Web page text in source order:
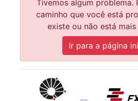
Tivemos algum problema.
caminho que você está
existe ou não está mais
Ir para a página